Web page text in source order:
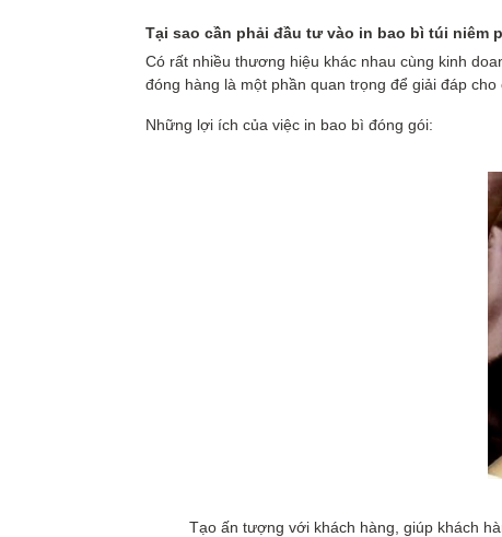
Tại sao cần phải đầu tư vào in bao bì túi niêm
Có rất nhiều thương hiệu khác nhau cùng kinh
đóng hàng là một phần quan trọng để giải đáp cho
Những lợi ích của việc in bao bì đóng gói:
Tạo ấn tượng với khách hàng, giúp khách